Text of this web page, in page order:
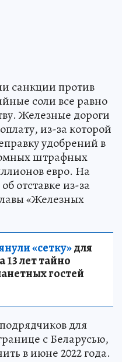
санкции против
соли все равно
Железные дороги
из-за которой
удобрений в
штрафных
евро. На
отставке из-за
«Железных
«сетку»для
лет тайно
гостей
подрядчиков для
с Беларусью,
в июне 2022 года.